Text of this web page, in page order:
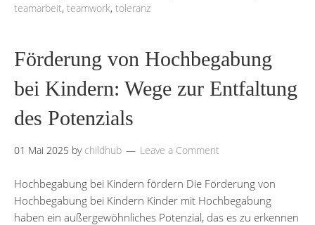
teamarbeit, teamwork, toleranz
Förderung von Hochbegabung
bei Kindern: Wege zur Entfaltung
des Potenzials
01 Mai 2025 by childhub Leave a Comment
Hochbegabung bei Kindern fördern Die Förderung von
Hochbegabung bei Kindern Kinder mit Hochbegabung
haben ein außergewöhnliches Potenzial, das es zu erkennen